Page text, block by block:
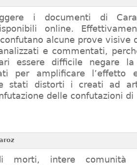
i documenti di
online.
alcune prove visive
e commentati,
essere difficile negare
per amplificare l’effetto
stati distorti i creati ad
delle confutazioni di
morti, intere comunità